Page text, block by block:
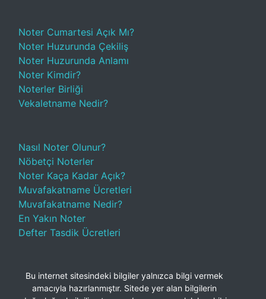
Noter Cumartesi Açık Mı?
Noter Huzurunda Çekiliş
Noter Huzurunda Anlamı
Noter Kimdir?
Noterler Birliği
Vekaletname Nedir?
Nasıl Noter Olunur?
Nöbetçi Noterler
Noter Kaça Kadar Açık?
Muvafakatname Ücretleri
Muvafakatname Nedir?
En Yakın Noter
Defter Tasdik Ücretleri
Bu internet sitesindeki bilgiler yalnızca bilgi vermek
amacıyla hazırlanmıştır. Sitede yer alan bilgilerin